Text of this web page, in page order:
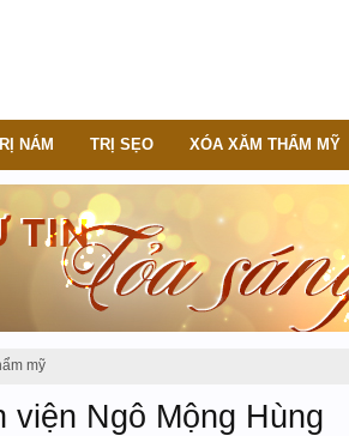
mỹ
viện Ngô Mộng Hùng
NÁM TRỊ SẸO XÓA XĂM THẨM MỸ